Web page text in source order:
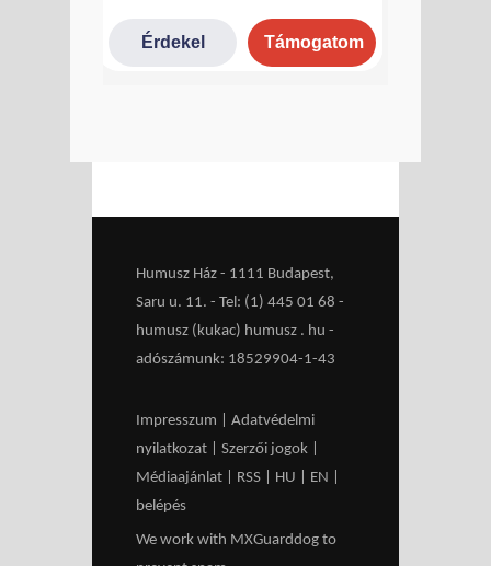
Humusz Ház - 1111 Budapest,
Saru u. 11. - Tel: (1) 445 01 68 -
humusz (kukac) humusz . hu -
adószámunk: 18529904-1-43
Impresszum
Adatvédelmi
nyilatkozat
Szerzői jogok
Médiaajánlat
RSS HU EN
belépés
We work with MXGuarddog to